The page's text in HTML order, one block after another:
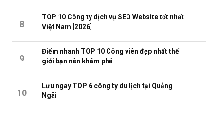
8
TOP 10 Công ty dịch vụ SEO Website tốt nhất
Việt Nam [2026]
9
Điểm nhanh TOP 10 Công viên đẹp nhất thế
giới bạn nên khám phá
10
Lưu ngay TOP 6 công ty du lịch tại Quảng
Ngãi